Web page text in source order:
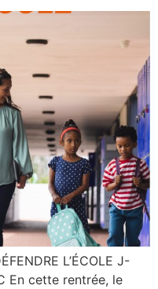
L’ÉCOLE J-
En cette rentrée, le